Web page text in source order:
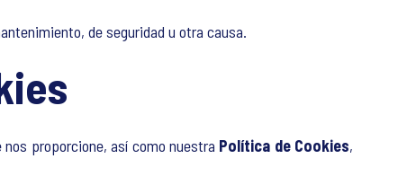
de seguridad u otra causa.
proporcione, así como nuestra Política de Cookies,